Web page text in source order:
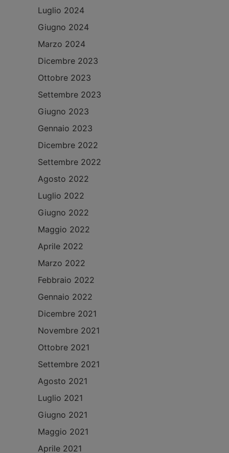
Luglio 2024
Giugno 2024
Marzo 2024
Dicembre 2023
Ottobre 2023
Settembre 2023
Giugno 2023
Gennaio 2023
Dicembre 2022
Settembre 2022
Agosto 2022
Luglio 2022
Giugno 2022
Maggio 2022
Aprile 2022
Marzo 2022
Febbraio 2022
Gennaio 2022
Dicembre 2021
Novembre 2021
Ottobre 2021
Settembre 2021
Agosto 2021
Luglio 2021
Giugno 2021
Maggio 2021
Aprile 2021